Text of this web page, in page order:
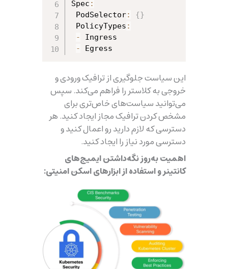
Spec :
PodSelector: {}
PolicyTypes :
-
Ingress
-
Egress
این سیاست جلوگیری از ترافیک ورودی و
خروجی به کلاستر را فراهم می‌کند. سپس
می‌توانید سیاست‌های خاص‌تری برای
مشخص کردن ترافیک مجاز ایجاد کنید. هر
دسترسی که لازم دارید رو اعمال کنید و
دسترسی مورد نیاز را ایجاد کنید.
اهمیت به‌روز نگه‌داشتن ایمیج‌های
کانتینر و استفاده از ابزارهای اسکن امنیتی: